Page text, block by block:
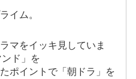
イム。
マをイッキ見していま
ド」を
ポイントで「朝ドラ」を